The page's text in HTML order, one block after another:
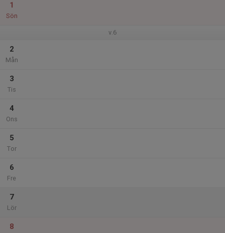
1
Sön
v.6
2
Mån
3
Tis
4
Ons
5
Tor
6
Fre
7
Lör
8